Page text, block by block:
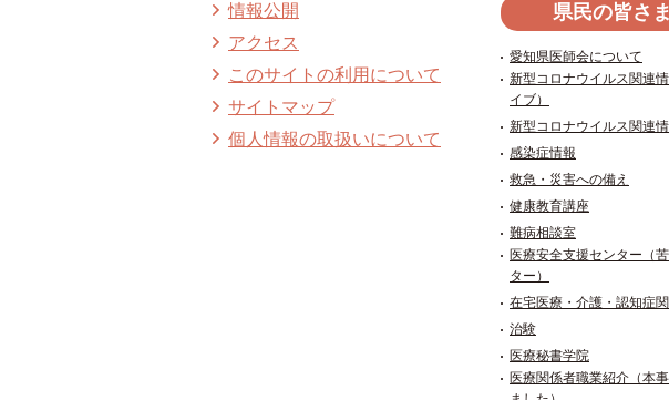
情報公開
アクセス
このサイトの利用について
サイトマップ
個人情報の取扱いについて
県民の皆さ
愛知県医師会について
新型コロナウイルス関連
イブ）
新型コロナウイルス関連
感染症情報
救急・災害への備え
健康教育講座
難病相談室
医療安全支援センター（
ター）
在宅医療・介護・認知症
治験
医療秘書学院
医療関係者職業紹介（本